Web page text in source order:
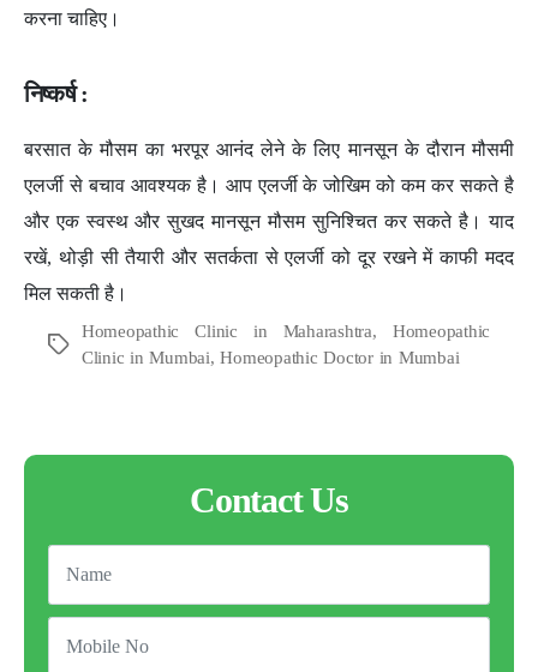
करना चाहिए।
निष्कर्ष :
बरसात के मौसम का भरपूर आनंद लेने के लिए मानसून के दौरान मौसमी
एलर्जी से बचाव आवश्यक है। आप एलर्जी के जोखिम को कम कर सकते है
और एक स्वस्थ और सुखद मानसून मौसम सुनिश्चित कर सकते है। याद
रखें, थोड़ी सी तैयारी और सतर्कता से एलर्जी को दूर रखने में काफी मदद
मिल सकती है।
Tags
Homeopathic Clinic in Maharashtra, Homeopathic
Clinic in Mumbai,Homeopathic Doctor in Mumbai
Contact Us